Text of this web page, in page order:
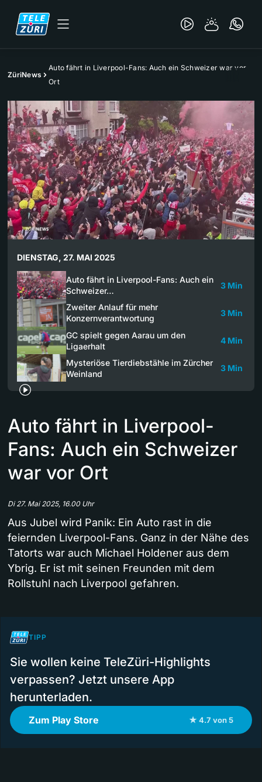
ZüriNews
Auto fährt in Liverpool-Fans: Auch ein Schweizer war vor
Ort
DIENSTAG, 27. MAI 2025
Auto fährt in Liverpool-Fans: Auch ein
Schweizer…
3 Min
Zweiter Anlauf für mehr
Konzernverantwortung
3 Min
GC spielt gegen Aarau um den
Ligaerhalt
4 Min
Mysteriöse Tierdiebstähle im Zürcher
Weinland
3 Min
Auto fährt in Liverpool-
Fans: Auch ein Schweizer
war vor Ort
Di 27. Mai 2025, 16.00 Uhr
Aus Jubel wird Panik: Ein Auto rast in die
feiernden Liverpool-Fans. Ganz in der Nähe des
Tatorts war auch Michael Holdener aus dem
Ybrig. Er ist mit seinen Freunden mit dem
Rollstuhl nach Liverpool gefahren.
TIPP
Sie wollen keine TeleZüri-Highlights
verpassen? Jetzt unsere App
herunterladen.
Zum Play Store ★ 4.7 von 5